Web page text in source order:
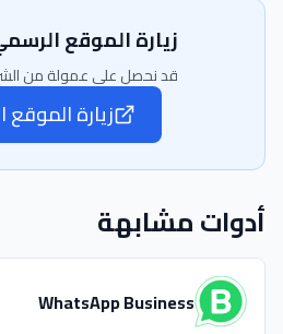
زيارة الموقع
قد نحصل على عمولة من
زيارة
أدوات مشابهة
WhatsApp Business